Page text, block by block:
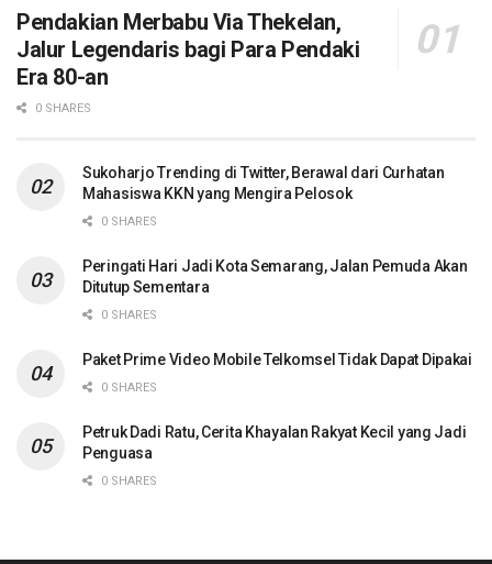
Pendakian Merbabu Via Thekelan,
Jalur Legendaris bagi Para Pendaki
Era 80-an
0 SHARES
Sukoharjo Trending di Twitter, Berawal dari Curhatan
Mahasiswa KKN yang Mengira Pelosok
0 SHARES
Peringati Hari Jadi Kota Semarang, Jalan Pemuda Akan
Ditutup Sementara
0 SHARES
Paket Prime Video Mobile Telkomsel Tidak Dapat Dipakai
0 SHARES
Petruk Dadi Ratu, Cerita Khayalan Rakyat Kecil yang Jadi
Penguasa
0 SHARES